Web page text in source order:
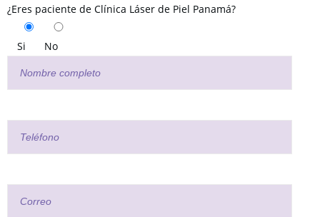
¿Eres paciente de Clínica Láser de Piel Panamá?
Si No